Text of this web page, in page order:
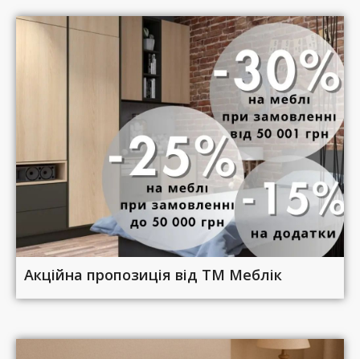
Акційна пропозиція від ТМ Меблік